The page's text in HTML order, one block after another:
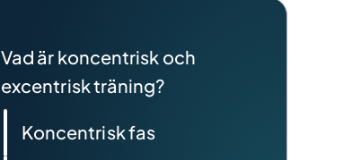
Vad är koncentrisk och
excentrisk träning?
Koncentrisk fas